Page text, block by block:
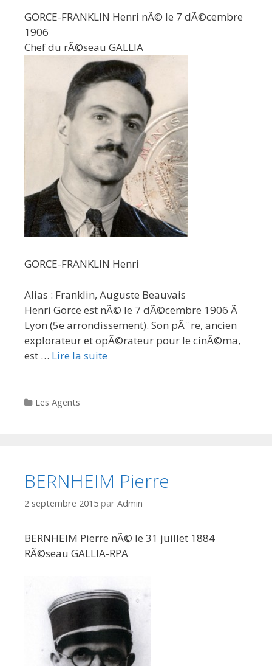
GORCE-FRANKLIN Henri nÃ© le 7 dÃ©cembre
1906
Chef du rÃ©seau GALLIA
GORCE-FRANKLIN Henri
Alias : Franklin, Auguste Beauvais
Henri Gorce est nÃ© le 7 dÃ©cembre 1906 Ã
Lyon (5e arrondissement). Son pÃ¨re, ancien
explorateur et opÃ©rateur pour le cinÃ©ma,
est … Lire la suite
Categories
Les Agents
BERNHEIM Pierre
2 septembre 2015 par Admin
BERNHEIM Pierre nÃ© le 31 juillet 1884
RÃ©seau GALLIA-RPA